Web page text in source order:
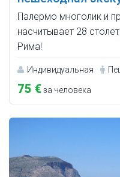
Палермо многолик и
насчитывает 28
Рима!
Индивидуальная
75 €за человека